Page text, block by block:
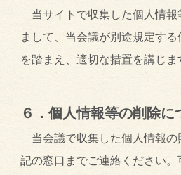
当サイトで収集した個人情報
まして、当会議が別途規定す
を踏まえ、適切な措置を講じま
６．個人情報等の削除に
当会議で収集した個人情報の
記の窓口までご連絡ください